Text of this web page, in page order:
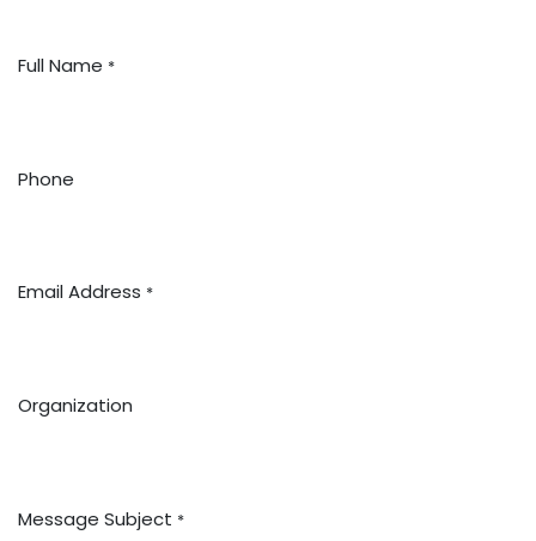
Full Name *
Phone
Email Address *
Organization
Message Subject *